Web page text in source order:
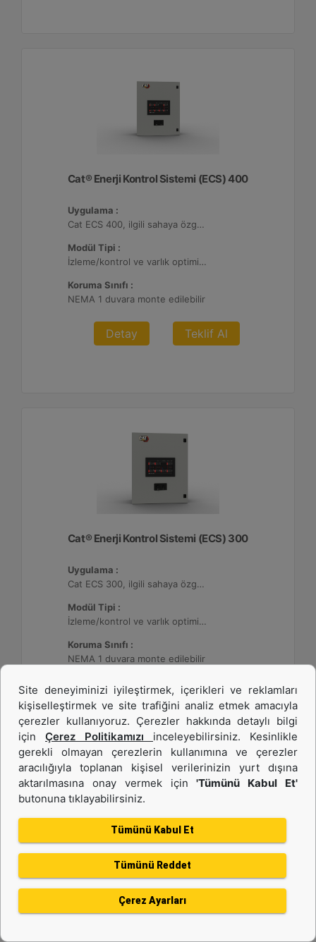
Cat® Enerji Kontrol Sistemi (ECS) 400
Uygulama :
Cat ECS 400, ilgili sahaya özgü varlık gereksinimlerini karşılayacak şekilde yapılandırılabildiği çeşitli mikro şebekelerde kullanılmaktadır.
Modül Tipi :
İzleme/kontrol ve varlık optimizasyonu, 32 adede kadar Dağıtılmış Enerji Kaynağı (DER) ile yapılandırılabilir.
Koruma Sınıfı :
NEMA 1 duvara monte edilebilir
Detay Teklif Al
Cat® Enerji Kontrol Sistemi (ECS) 300
Uygulama :
Cat ECS 300, ilgili sahaya özgü varlık gereksinimlerini karşılayacak şekilde yapılandırılabildiği çeşitli mikro şebekelerde kullanılmaktadır.
Modül Tipi :
İzleme/kontrol ve varlık optimizasyonu, 4 adede kadar Dağıtılmış Enerji Kaynağı (DER) ile yapılandırılabilir.
Koruma Sınıfı :
NEMA 1 duvara monte edilebilir
Detay Teklif Al
DE26E3S (50 Hz)
Site deneyiminizi iyileştirmek, içerikleri ve reklamları
kişiselleştirmek ve site trafiğini analiz etmek amacıyla
çerezler kullanıyoruz. Çerezler hakkında detaylı bilgi
için Çerez Politikamızı inceleyebilirsiniz. Kesinlikle
gerekli olmayan çerezlerin kullanımına ve çerezler
aracılığıyla toplanan kişisel verilerinizin yurt dışına
aktarılmasına onay vermek için'Tümünü Kabul Et'
butonuna tıklayabilirsiniz.
Tümünü Kabul Et
Tümünü Reddet
Çerez Ayarları